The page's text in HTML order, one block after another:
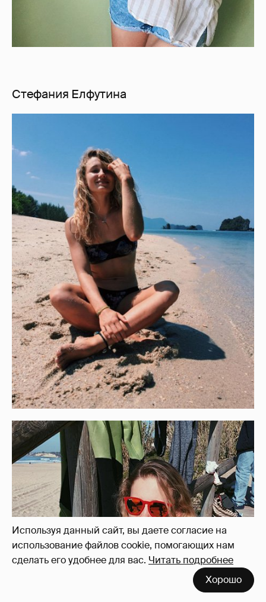
Используя данный сайт, вы даете согласие на
использование файлов cookie, помогающих нам
сделать его удобнее для вас. Читать подробнее
Хорошо
Стефания Елфутина